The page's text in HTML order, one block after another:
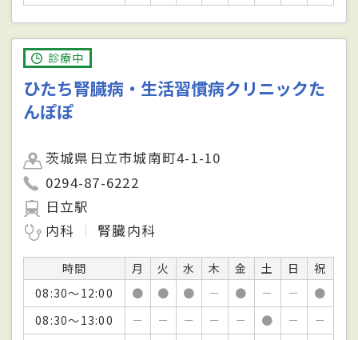
診療中
ひたち腎臓病・生活習慣病クリニックた
んぽぽ
茨城県日立市城南町4-1-10
0294-87-6222
日立駅
内科
腎臓内科
時間 月 火 水 木 金 土 日
祝
08:30～12:00
● ● ● － ● － －
●
08:30～13:00
－ － － － － ● －
－